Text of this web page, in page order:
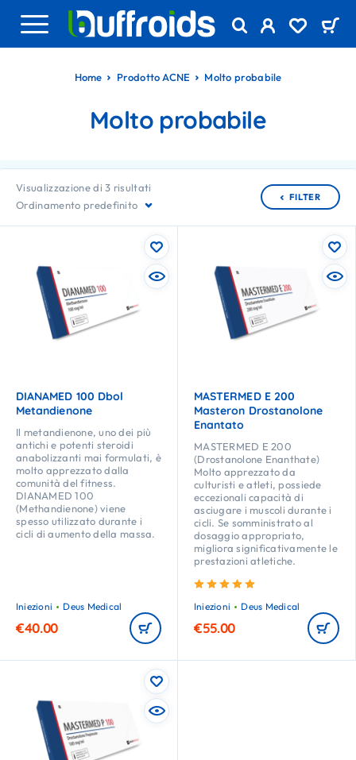
Home Prodotto ACNE Molto probabile
Molto probabile
Visualizzazione di 3 risultati
Ordinamento predefinito
FILTER
DIANAMED 100 Dbol
Metandienone
Il metandienone, uno dei più
antichi e potenti steroidi
anabolizzanti mai formulati, è
molto apprezzato dalla
comunità del fitness.
DIANAMED 100
(Methandienone) viene
spesso utilizzato durante i
cicli di aumento della massa.
Iniezioni Deus Medical
€40.00
MASTERMED E 200
Masteron Drostanolone
Enantato
MASTERMED E 200
(Drostanolone Enanthate)
Molto apprezzato da
culturisti e atleti, possiede
eccezionali capacità di
asciugare i muscoli durante i
cicli. Se somministrato al
dosaggio appropriato,
migliora significativamente le
prestazioni atletiche.
Iniezioni
Deus Medical
€55.00